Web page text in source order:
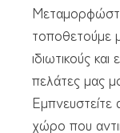
τοποθετούμε
ιδιωτικούς
πελάτες μας
χώρο που